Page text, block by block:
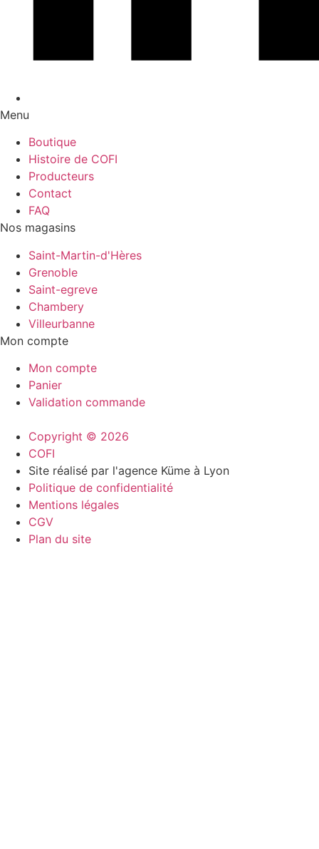
Menu
Boutique
Histoire de COFI
Producteurs
Contact
FAQ
Nos magasins
Saint-Martin-d'Hères
Grenoble
Saint-egreve
Chambery
Villeurbanne
Mon compte
Mon compte
Panier
Validation commande
Copyright © 2026
COFI
Site réalisé par l'agence Küme à Lyon
Politique de confidentialité
Mentions légales
CGV
Plan du site